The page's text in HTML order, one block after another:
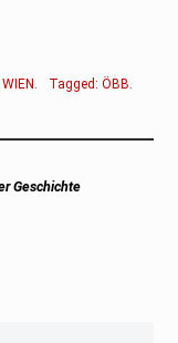
WIEN. Tagged:ÖBB.
Geschichte